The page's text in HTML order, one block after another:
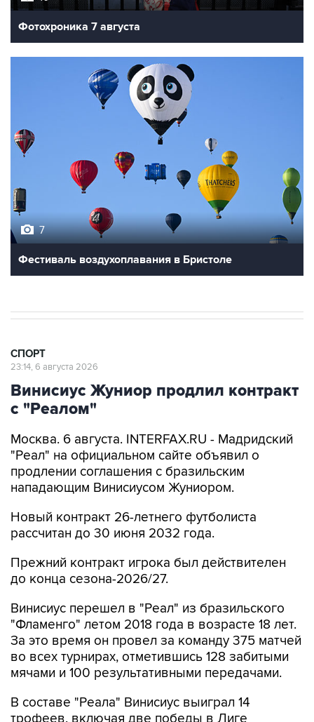
Фотохроника 7 августа
7
Фестиваль воздухоплавания в Бристоле
СПОРТ
23:14, 6 августа 2026
Винисиус Жуниор продлил контракт
с "Реалом"
Москва. 6 августа. INTERFAX.RU - Мадридский
"Реал" на официальном сайте объявил о
продлении соглашения с бразильским
нападающим Винисиусом Жуниором.
Новый контракт 26-летнего футболиста
рассчитан до 30 июня 2032 года.
Прежний контракт игрока был действителен
до конца сезона-2026/27.
Винисиус перешел в "Реал" из бразильского
"Фламенго" летом 2018 года в возрасте 18 лет.
За это время он провел за команду 375 матчей
во всех турнирах, отметившись 128 забитыми
мячами и 100 результативными передачами.
В составе "Реала" Винисиус выиграл 14
трофеев, включая две победы в Лиге